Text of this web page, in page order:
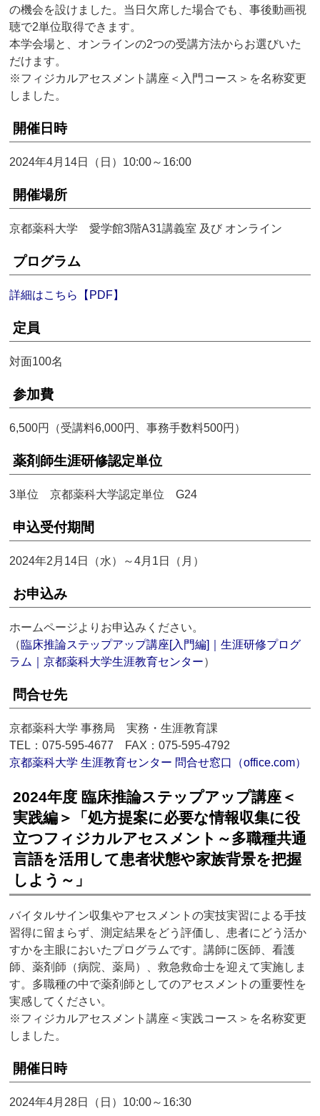
の機会を設けました。当日欠席した場合でも、事後動画視
聴で2単位取得できます。
本学会場と、オンラインの2つの受講方法からお選びいた
だけます。
※フィジカルアセスメント講座＜入門コース＞を名称変更
しました。
開催日時
2024年4月14日（日）10:00～16:00
開催場所
京都薬科大学 愛学館3階A31講義室 及び オンライン
プログラム
詳細はこちら【PDF】
定員
対面100名
参加費
6,500円（受講料6,000円、事務手数料500円）
薬剤師生涯研修認定単位
3単位 京都薬科大学認定単位 G24
申込受付期間
2024年2月14日（水）～4月1日（月）
お申込み
ホームページよりお申込みください。
（臨床推論ステップアップ講座[入門編]｜生涯研修プログ
ラム｜京都薬科大学生涯教育センター）
問合せ先
京都薬科大学 事務局 実務・生涯教育課
TEL：075-595-4677 FAX：075-595-4792
京都薬科大学 生涯教育センター 問合せ窓口（office.com）
2024年度 臨床推論ステップアップ講座＜
実践編＞「処方提案に必要な情報収集に役
立つフィジカルアセスメント～多職種共通
言語を活用して患者状態や家族背景を把握
しよう～」
バイタルサイン収集やアセスメントの実技実習による手技
習得に留まらず、測定結果をどう評価し、患者にどう活か
すかを主眼においたプログラムです。講師に医師、看護
師、薬剤師（病院、薬局）、救急救命士を迎えて実施しま
す。多職種の中で薬剤師としてのアセスメントの重要性を
実感してください。
※フィジカルアセスメント講座＜実践コース＞を名称変更
しました。
開催日時
2024年4月28日（日）10:00～16:30